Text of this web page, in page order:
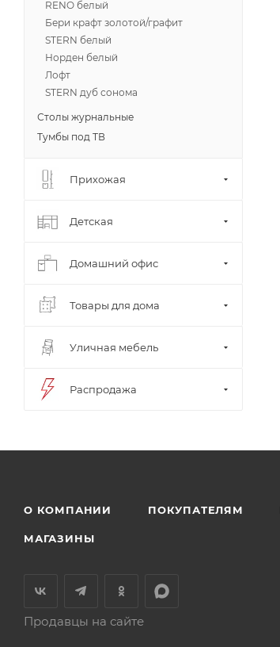
RENO белый
Бери крафт золотой/графит
STERN белый
Норден белый
Лофт
STERN дуб сонома
Столы журнальные
Тумбы под ТВ
Прихожая
Детская
Домашний офис
Товары для дома
Уличная мебель
Распродажа
О КОМПАНИИ ПОКУПАТЕЛЯМ
МАГАЗИНЫ
Продавцы на сайте